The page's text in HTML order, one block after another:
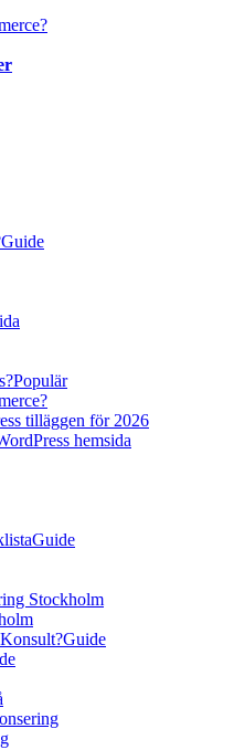
Guide
Populär
tilläggen för 2026
hemsida
Guide
Stockholm
Guide